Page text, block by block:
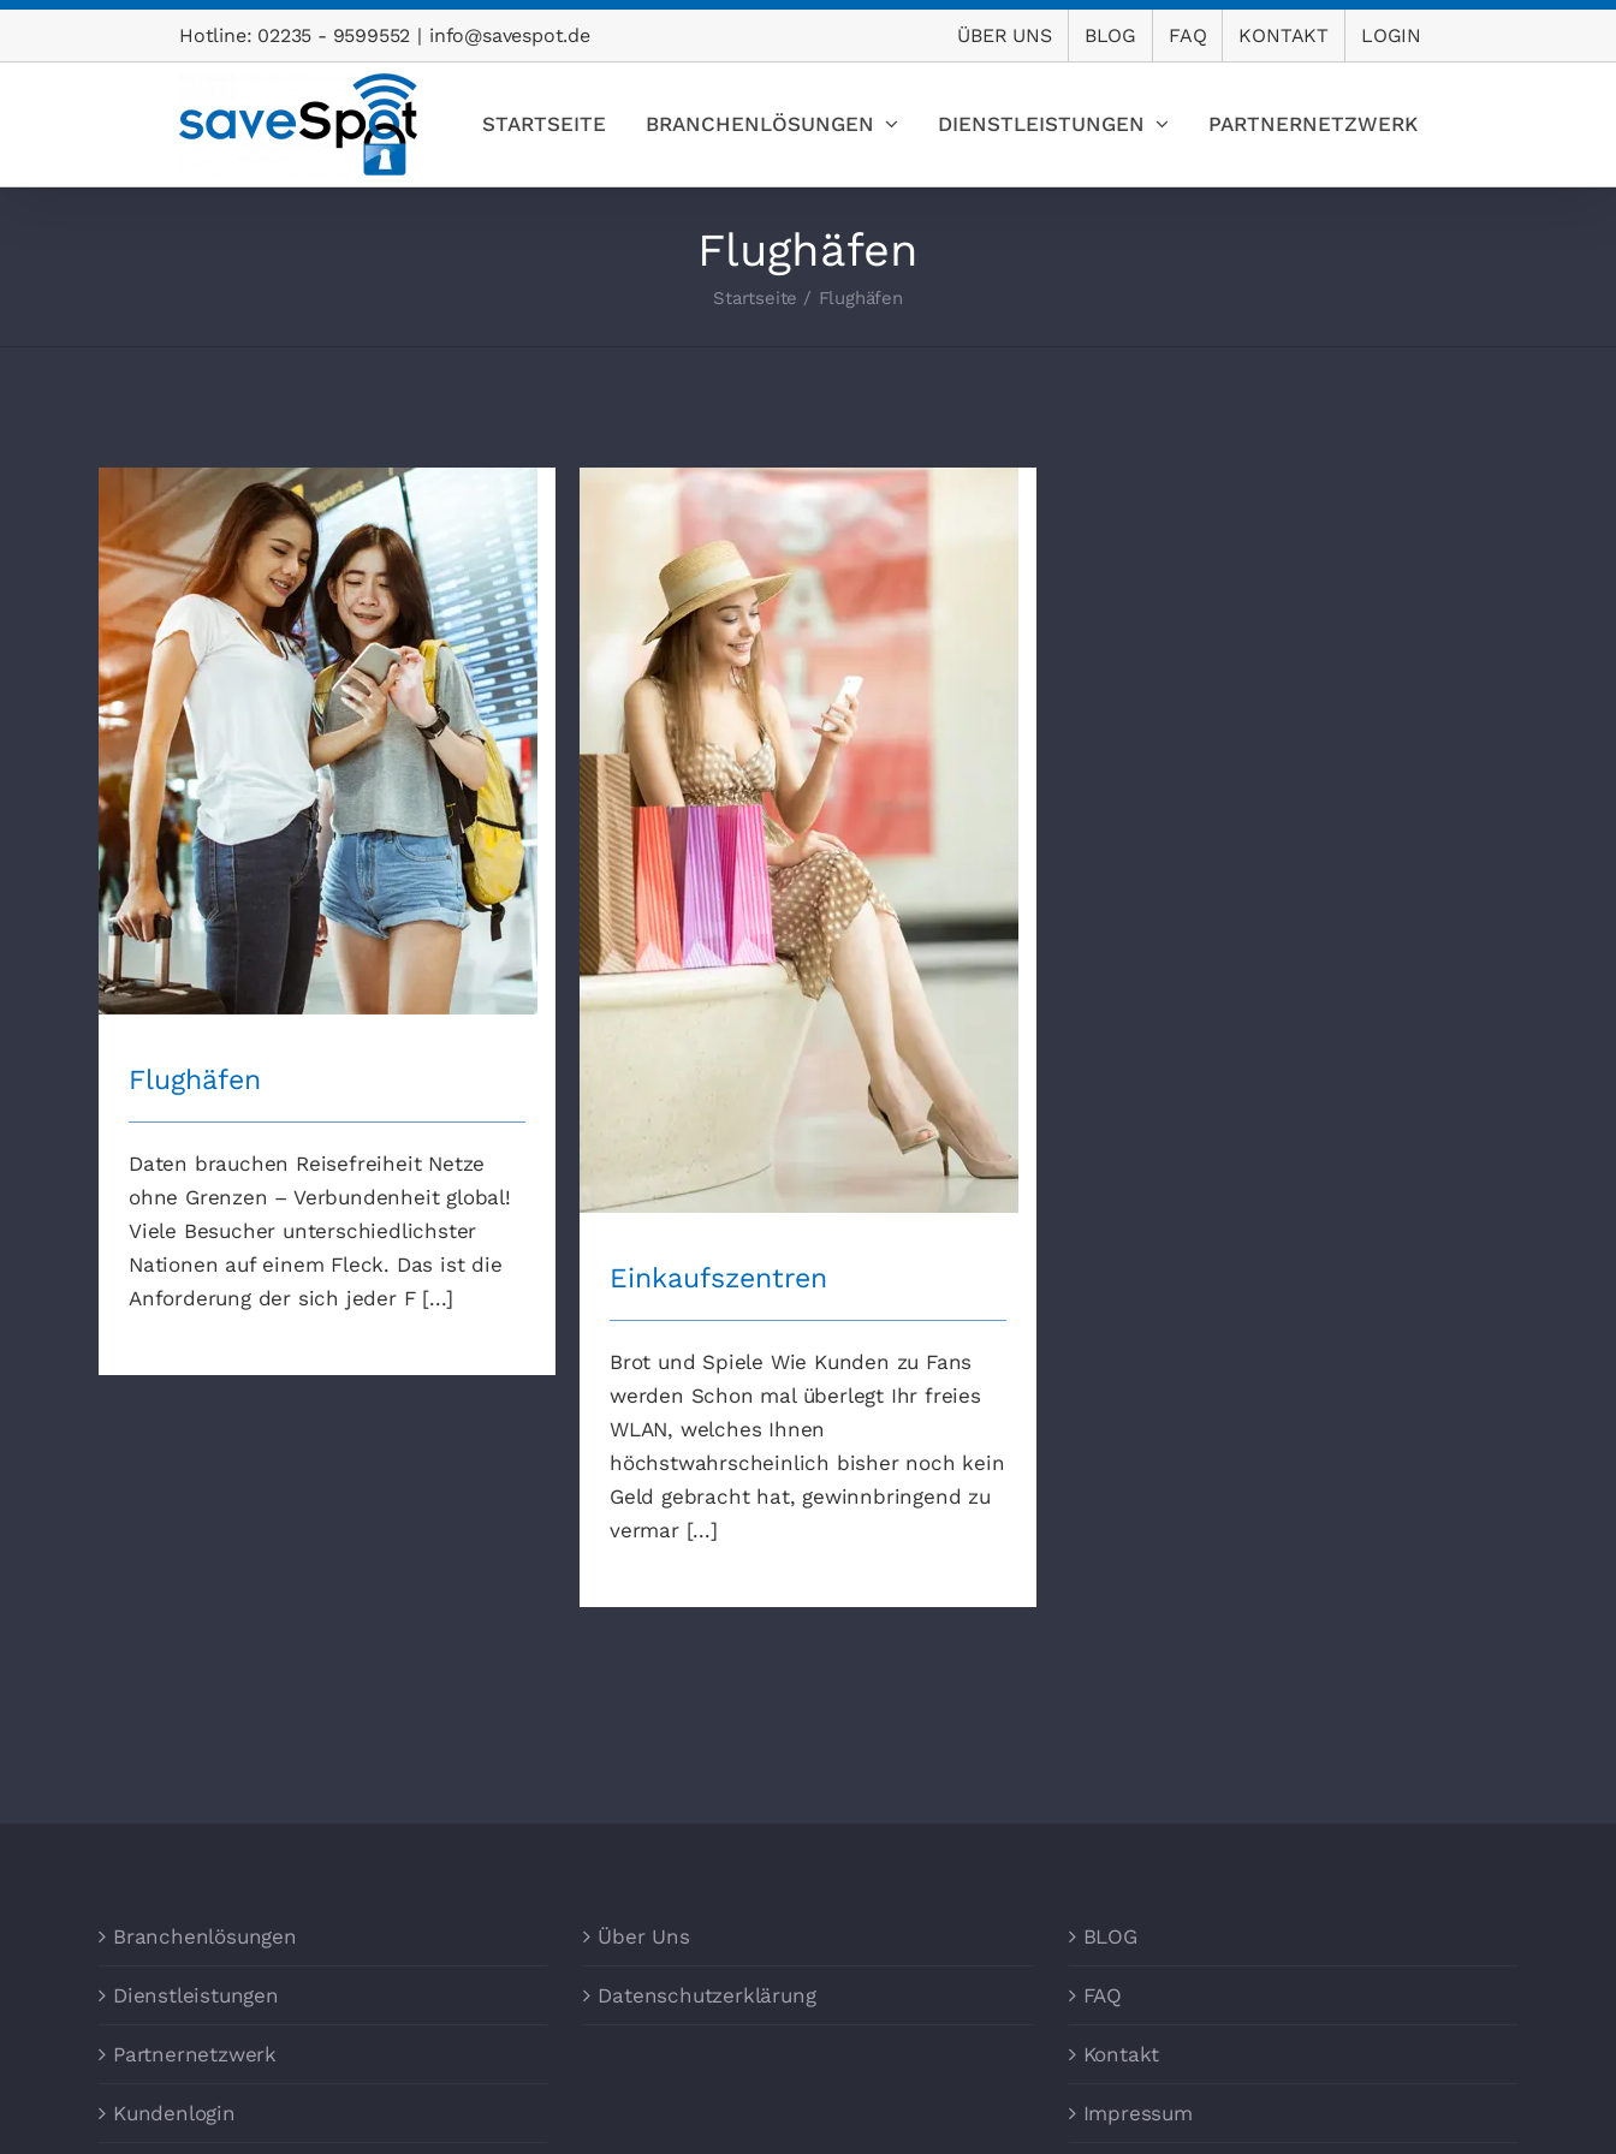
Zum
Hotline: 02235 - 9599552 | info@savespot.de ÜBER UNS BLOG FAQ KONTAKT LOGIN
STARTSEITE BRANCHENLÖSUNGEN DIENSTLEISTUNGEN PARTNERNETZWERK
Flughäfen
Startseite Flughäfen
Flughäfen
Flughäfen
Daten brauchen Reisefreiheit Netze
ohne Grenzen – Verbundenheit global!
Viele Besucher unterschiedlichster
Nationen auf einem Fleck. Das ist die
Anforderung der sich jeder F [...]
Einkaufszentren
Einkaufszentren
Brot und Spiele Wie Kunden zu Fans
werden Schon mal überlegt Ihr freies
WLAN, welches Ihnen
höchstwahrscheinlich bisher noch kein
Geld gebracht hat, gewinnbringend zu
vermar [...]
Branchenlösungen
Dienstleistungen
Partnernetzwerk
Kundenlogin
Über Uns
Datenschutzerklärung
BLOG
FAQ
Kontakt
Impressum